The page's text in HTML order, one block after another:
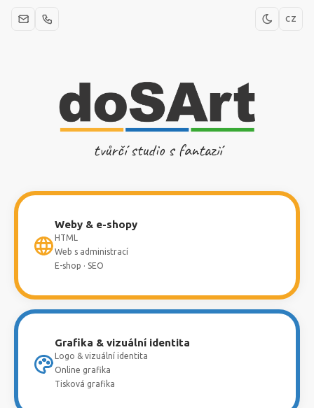
CZ
tvůrčí studio s fantazií
Weby & e-shopy
HTML
Web s administrací
E-shop · SEO
Grafika & vizuální identita
Logo & vizuální identita
Online grafika
Tisková grafika